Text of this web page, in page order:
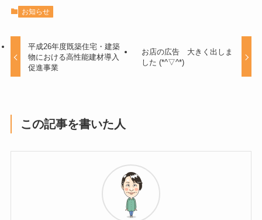
お知らせ
平成26年度既築住宅・建築
物における高性能建材導入
促進事業
お店の広告 大きく出しま
した (*^▽^*)
この記事を書いた人